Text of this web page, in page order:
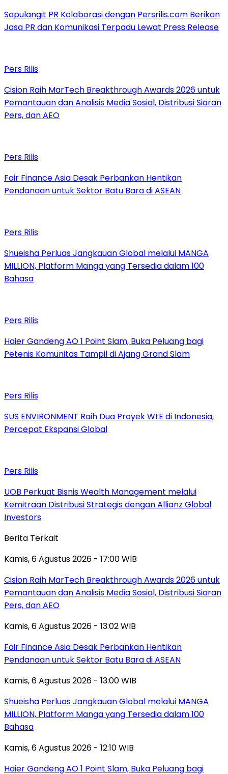
Sapulangit PR Kolaborasi dengan Persrilis.com Berikan
Jasa PR dan Komunikasi Terpadu Lewat Press Release
Pers Rilis
Cision Raih MarTech Breakthrough Awards 2026 untuk
Pemantauan dan Analisis Media Sosial, Distribusi Siaran
Pers, dan AEO
Pers Rilis
Fair Finance Asia Desak Perbankan Hentikan
Pendanaan untuk Sektor Batu Bara di ASEAN
Pers Rilis
Shueisha Perluas Jangkauan Global melalui MANGA
MILLION, Platform Manga yang Tersedia dalam 100
Bahasa
Pers Rilis
Haier Gandeng AO 1 Point Slam, Buka Peluang bagi
Petenis Komunitas Tampil di Ajang Grand Slam
Pers Rilis
SUS ENVIRONMENT Raih Dua Proyek WtE di Indonesia,
Percepat Ekspansi Global
Pers Rilis
UOB Perkuat Bisnis Wealth Management melalui
Kemitraan Distribusi Strategis dengan Allianz Global
Investors
Berita Terkait
Kamis, 6 Agustus 2026 - 17:00 WIB
Cision Raih MarTech Breakthrough Awards 2026 untuk
Pemantauan dan Analisis Media Sosial, Distribusi Siaran
Pers, dan AEO
Kamis, 6 Agustus 2026 - 13:02 WIB
Fair Finance Asia Desak Perbankan Hentikan
Pendanaan untuk Sektor Batu Bara di ASEAN
Kamis, 6 Agustus 2026 - 13:00 WIB
Shueisha Perluas Jangkauan Global melalui MANGA
MILLION, Platform Manga yang Tersedia dalam 100
Bahasa
Kamis, 6 Agustus 2026 - 12:10 WIB
Haier Gandeng AO 1 Point Slam, Buka Peluang bagi